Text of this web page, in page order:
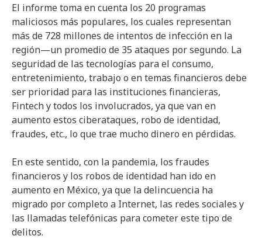
El informe toma en cuenta los 20 programas
maliciosos más populares, los cuales representan
más de 728 millones de intentos de infección en la
región—un promedio de 35 ataques por segundo. La
seguridad de las tecnologías para el consumo,
entretenimiento, trabajo o en temas financieros debe
ser prioridad para las instituciones financieras,
Fintech y todos los involucrados, ya que van en
aumento estos ciberataques, robo de identidad,
fraudes, etc., lo que trae mucho dinero en pérdidas.
En este sentido, con la pandemia, los fraudes
financieros y los robos de identidad han ido en
aumento en México, ya que la delincuencia ha
migrado por completo a Internet, las redes sociales y
las llamadas telefónicas para cometer este tipo de
delitos.